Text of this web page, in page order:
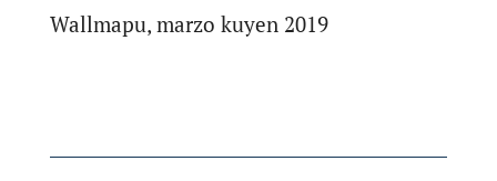
Wallmapu, marzo kuyen 2019